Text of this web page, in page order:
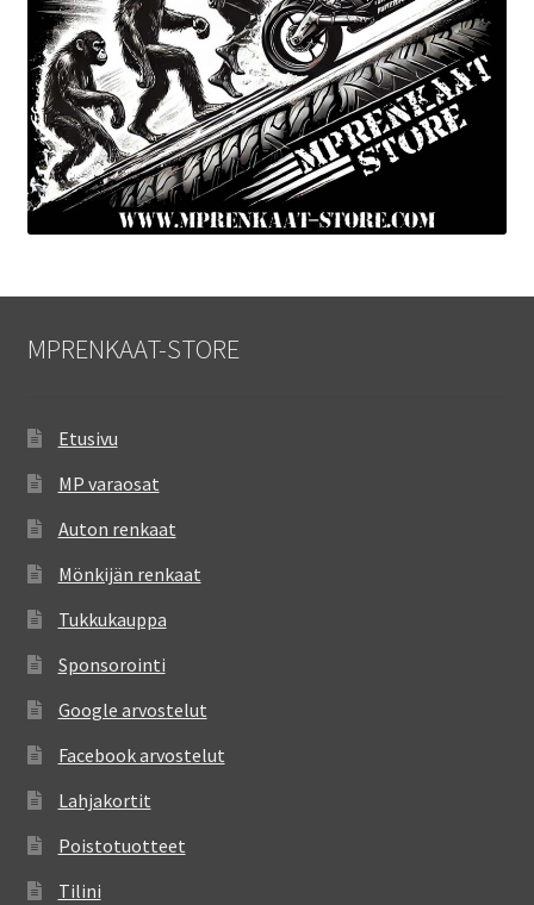
MPRENKAAT-STORE
Etusivu
MP varaosat
Auton renkaat
Mönkijän renkaat
Tukkukauppa
Sponsorointi
Google arvostelut
Facebook arvostelut
Lahjakortit
Poistotuotteet
Tilini